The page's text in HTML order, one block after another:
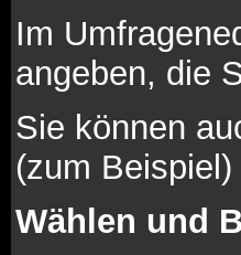
Im
angeben, die
Sie können
(zum
Wählen und